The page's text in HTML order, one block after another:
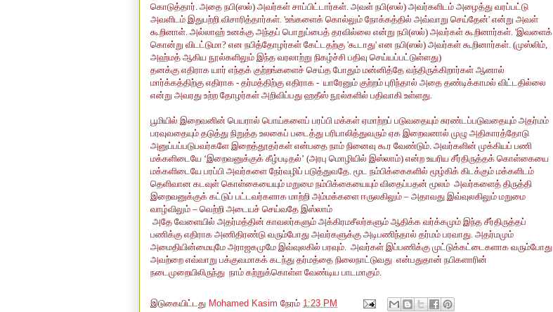
கொடுத்தார். அதை நபி(ஸல்) அவர்கள் சாப்பிட்டார்கள். அவள் நபி(ஸல்) அவர்களிடம் அழைத்து வரப்பட்டு
அவளிடம் இதுபற்றி விசாரித்தார்கள். 'உங்களைக் கொல்லும் நோக்கத்தில் அவ்வாறு செய்தேன்' என்று அவள்
கூறினாள். அல்லாஹ் உனக்கு அந்தப் பொறுப்பைத் தரவில்லை என்று நபி(ஸல்) அவர்கள் கூறினார்கள். 'இவளைக்
கொன்று விடட்டுமா? என நபித்தோழர்கள் கேட்டதற்கு 'கூடாது' என நபி(ஸல்) அவர்கள் கூறினார்கள். (முஸ்லிம்,
அஹ்மத் ஆகிய நூல்களிலும் இந்த வரலாற்று நிகழ்ச்சி பதிவு செய்யப்பட்டுள்ளது)
தனக்கு எதிராக யார் எந்தக் குற்றங்களைச் செய்த போதும் மன்னித்தே வந்திருக்கிறார்கள் ஆனால்
மார்க்கத்திற்கு எதிராக - தர்மத்திற்கு எதிராக - யாரேனும் குற்றம் புரிந்தால் அதை தண்டிக்காமல் விட்டதில்லை
என்று அவரது உற்ற தோழர்கள் அறிவிப்பது ஹதீஸ் நூல்களில் பதிவாகி உள்ளது.
பூமியில் இறைவனின் பெயரால் பொய்களைப் பரப்பி மக்கள் ஏமாற்றப் படுவதையும் சுரண்டப்படுவதையும் அதர்மம்
பரவுவதையும் தடுத்து நிறுத்த உலகைப் படைத்து பரிபாலித்துவரும் ஏக இறைவனால் முழு அதிகாரத்தோடு
அனுப்பப்படுபவர்களே இறைத்தூதர்கள் என்பதை நாம் நினைவு கூர வேண்டும். அவர்களின் முக்கியப் பணி
மக்களிடையே ‘இறைவனுக்குக் கீழ்படிதல்’ (அரபு மொழியில் இஸ்லாம்) என்ற உயரிய சீர்திருத்தக் கொள்கையை
மக்களிடையே பரப்பி அவர்களை நேர்வழிப் படுத்துவதே. மூட நம்பிக்கைகளில் மூழ்கிக் கிடக்கும் மக்களிடம்
தெளிவான கடவுள் கொள்கையையும் மறுமை நம்பிக்கையையும் விதைப்பதன் மூலம் அவர்களைத் திருத்தி
இறைவனுக்குக் கட்டுப் பட்டவர்களாக மாற்றி அம்மக்களை ஈருலகிலும் – அதாவது இவ்வுலகிலும் மறுமை
வாழ்விலும் – வெற்றி அடையச் செய்வதே இஸ்லாம்
அதே வேளையில் அதர்மத்தின் காவலர்களும் அக்கிரமசீலர்களும் ஆதிக்க வர்க்கமும் இந்த சீர்திருத்தப்
பணிக்கு எதிராக அணிதிரண்டு வரும்போது அவர்களுக்கு அடிபணிந்தால் தர்மம் பரவாது. அதர்மமும்
அமைதியின்மையுமே அராஜகமுமே இவ்வுலகில் பரவும். அவர்கள் இப்பணிக்கு முட்டுக்கட்டைகளாக வரும்போது
அவற்றை எவ்வாறு பக்குவமாகக் கடந்து தர்மத்தை நிலைநாட்டுவது என்பதுதான் நபிகளாரின்
நடைமுறையிலிருந்து நாம் கற்றுக்கொள்ள வேண்டிய பாடமாகும்.
இடுகையிட்டது Mohamed Kasim நேரம் 1:23 PM